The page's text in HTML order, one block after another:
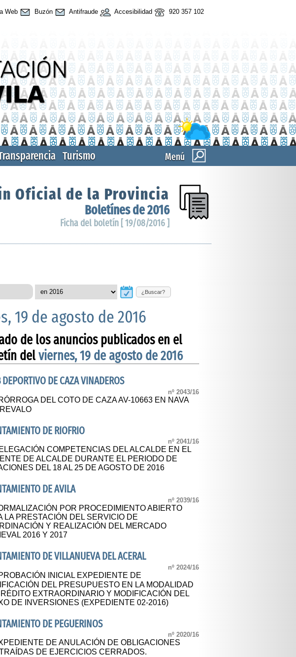
Web Buzón Antifraude Accesibilidad 920 357 102
Menú
Turismo
Oficial de la Provincia
Boletínes de 2016
Ficha del boletín [ 19/08/2016 ]
¿Buscar?
19 de agosto de 2016
de los anuncios publicados en el
delviernes, 19 de agosto de 2016
DEPORTIVO DE CAZA VINADEROS
nº 2043/16
DEL COTO DE CAZA AV-10663 EN NAVA
DE RIOFRIO
nº 2041/16
COMPETENCIAS DEL ALCALDE EN EL
DE ALCALDE DURANTE EL PERIODO DE
DEL 18 AL 25 DE AGOSTO DE 2016
DE AVILA
nº 2039/16
POR PROCEDIMIENTO ABIERTO
LA PRESTACIÓN DEL SERVICIO DE
Y REALIZACIÓN DEL MERCADO
2016 Y 2017
DE VILLANUEVA DEL ACERAL
nº 2024/16
INICIAL EXPEDIENTE DE
DEL PRESUPUESTO EN LA MODALIDAD
EXTRAORDINARIO Y MODIFICACIÓN DEL
DE INVERSIONES (EXPEDIENTE 02-2016)
DE PEGUERINOS
nº 2020/16
DE ANULACIÓN DE OBLIGACIONES
DE EJERCICIOS CERRADOS.